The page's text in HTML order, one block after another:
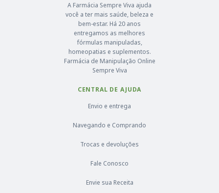
A Farmácia Sempre Viva ajuda
você a ter mais saúde, beleza e
bem-estar. Há 20 anos
entregamos as melhores
fórmulas manipuladas,
homeopatias e suplementos.
Farmácia de Manipulação Online
Sempre Viva
CENTRAL DE AJUDA
Envio e entrega
Navegando e Comprando
Trocas e devoluções
Fale Conosco
Envie sua Receita